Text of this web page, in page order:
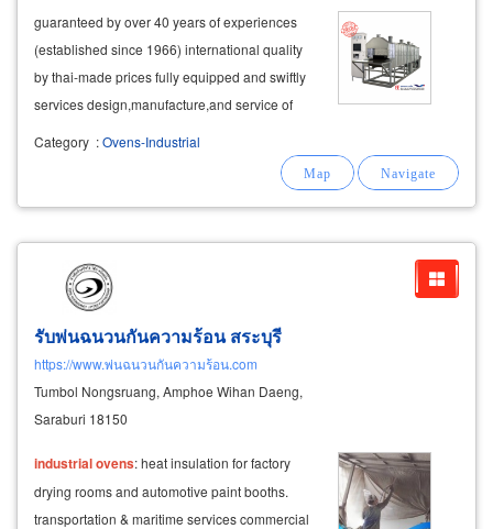
guaranteed by over 40 years of experiences
(established since 1966) international quality
by thai-made prices fully equipped and swiftly
services design,manufacture,and service of
for
Category :Ovens-Industrial
รับพ่นฉนวนกันความร้อน สระบุรี
https://www.พ่นฉนวนกันความร้อน.com
Tumbol Nongsruang, Amphoe Wihan Daeng,
Saraburi 18150
industrialovens: heat insulation for factory
drying rooms and automotive paint booths.
transportation & maritime services commercial